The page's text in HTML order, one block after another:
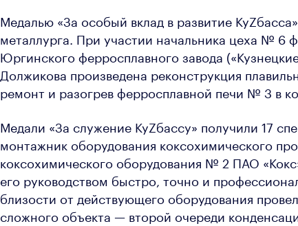
Медалью «За особый вклад в развитие
металлурга. При участии начальника цеха № 6
Юргинского ферросплавного завода
Должикова произведена реконструкция
ремонт и разогрев ферросплавной печи № 3 в
Медали «За служение КуZбассу» получили 17
монтажник оборудования коксохимического
коксохимического оборудования № 2 ПАО
его руководством быстро, точно и
близости от действующего оборудования
сложного объекта — второй очереди